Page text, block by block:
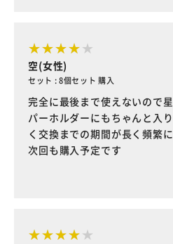
空(女性)
セット : 8個セット 購入
完全に最後まで使えないので
パーホルダーにもちゃんと入
く交換までの期間が長く頻繁
次回も購入予定です